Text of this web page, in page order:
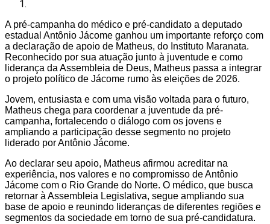
A pré-campanha do médico e pré-candidato a deputado
estadual Antônio Jácome ganhou um importante reforço com
a declaração de apoio de Matheus, do Instituto Maranata.
Reconhecido por sua atuação junto à juventude e como
liderança da Assembleia de Deus, Matheus passa a integrar
o projeto político de Jácome rumo às eleições de 2026.
Jovem, entusiasta e com uma visão voltada para o futuro,
Matheus chega para coordenar a juventude da pré-
campanha, fortalecendo o diálogo com os jovens e
ampliando a participação desse segmento no projeto
liderado por Antônio Jácome.
Ao declarar seu apoio, Matheus afirmou acreditar na
experiência, nos valores e no compromisso de Antônio
Jácome com o Rio Grande do Norte. O médico, que busca
retornar à Assembleia Legislativa, segue ampliando sua
base de apoio e reunindo lideranças de diferentes regiões e
segmentos da sociedade em torno de sua pré-candidatura.